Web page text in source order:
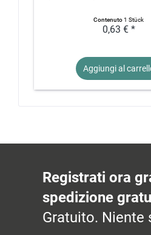
Contenuto1 Stück
0,63 € *
Aggiungi al
Registrati ora
spedizione
Gratuito. Niente